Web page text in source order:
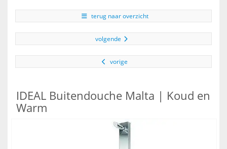
terug naar overzicht
volgende
vorige
IDEAL Buitendouche Malta | Koud en
Warm